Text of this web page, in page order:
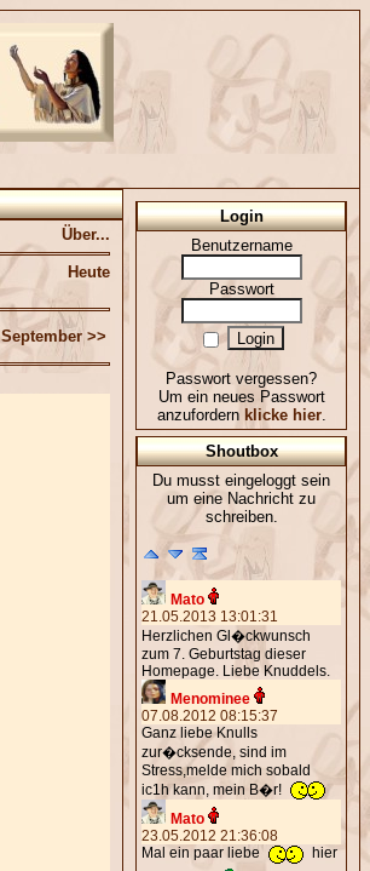
Über...
Heute
September >>
Login
Benutzername
Passwort
Passwort vergessen?
Um ein neues Passwort
anzufordern klicke hier.
Shoutbox
Du musst eingeloggt sein
um eine Nachricht zu
schreiben.
Mato
21.05.2013 13:01:31
Herzlichen Gl�ckwunsch
zum 7. Geburtstag dieser
Homepage. Liebe Knuddels.
Menominee
07.08.2012 08:15:37
Ganz liebe Knulls
zur�cksende, sind im
Stress,melde mich sobald
ic1h kann, mein B�r!
Mato
23.05.2012 21:36:08
Mal ein paar liebe
hier